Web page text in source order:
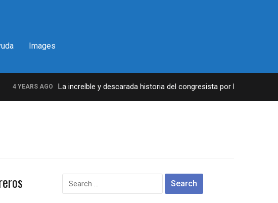
Images
4 YEARS AGO La increíble y descarada historia del congresista por NY George
Search
for: